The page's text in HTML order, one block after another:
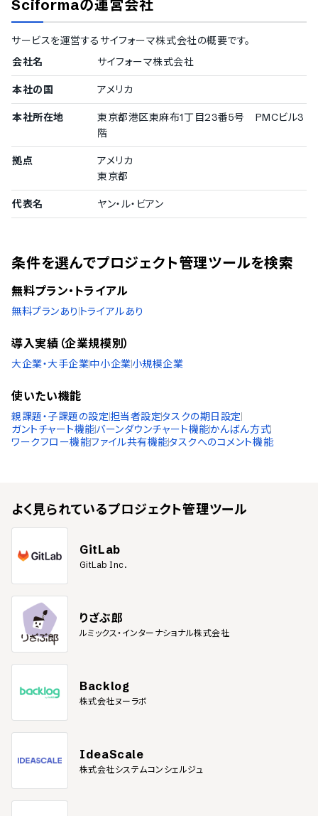
Sciformaの運営会社
サービスを運営する サイフォーマ株式会社の概要です。
会社名
サイフォーマ株式会社
本社の国 アメリカ
本社所在地
東京都港区東麻布1丁目23番5号 PMCビル3
階
拠点
アメリカ
東京都
代表名 ヤン・ル・ビアン
条件を選んでプロジェクト管理ツールを検索
無料プラン・トライアル
無料プランあり トライアルあり
導入実績（企業規模別）
大企業・大手企業中小企業小規模企業
使いたい機能
親課題・子課題の設定担当者設定タスクの期日設定
ガントチャート機能バーンダウンチャート機能かんばん方式
ワークフロー機能ファイル共有機能タスクへのコメント機能
よく見られているプロジェクト管理ツール
GitLab
GitLab Inc.
りざぶ郎
ルミックス・インターナショナル株式会社
Backlog
株式会社ヌーラボ
IdeaScale
株式会社システムコンシェルジュ